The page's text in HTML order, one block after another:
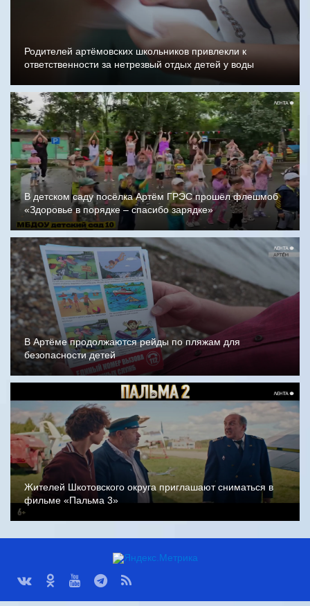
Родителей артёмовских школьников привлекли к
ответственности за нетрезвый отдых детей у воды
В детском саду посёлка Артём ГРЭС прошёл флешмоб
«Здоровье в порядке – спасибо зарядке»
В Артёме продолжаются рейды по пляжам для
безопасности детей
Жителей Шкотовского округа приглашают сниматься в
фильме «Пальма 3»